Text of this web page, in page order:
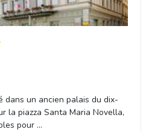
dans un ancien palais du dix-
la piazza Santa Maria Novella,
pour ...